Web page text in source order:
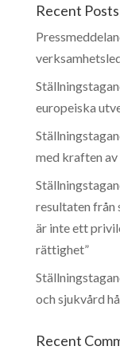
Recent Posts
europeiska
med kraften
resultaten från
är inte ett
rättighet”
och sjukvård
Recent